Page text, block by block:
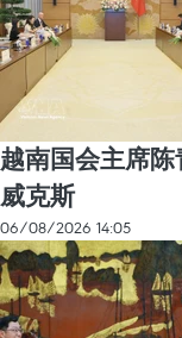
越南国会主席
威克斯
06/08/2026 14:05